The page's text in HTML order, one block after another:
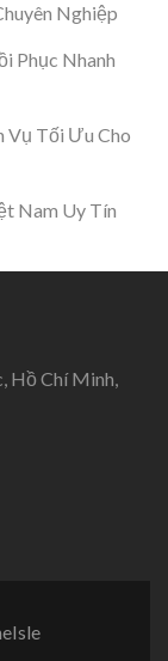
Nghiệp
Phục Nhanh
Vụ Tối Ưu Cho
Nam Uy Tín
Hồ Chí Minh,